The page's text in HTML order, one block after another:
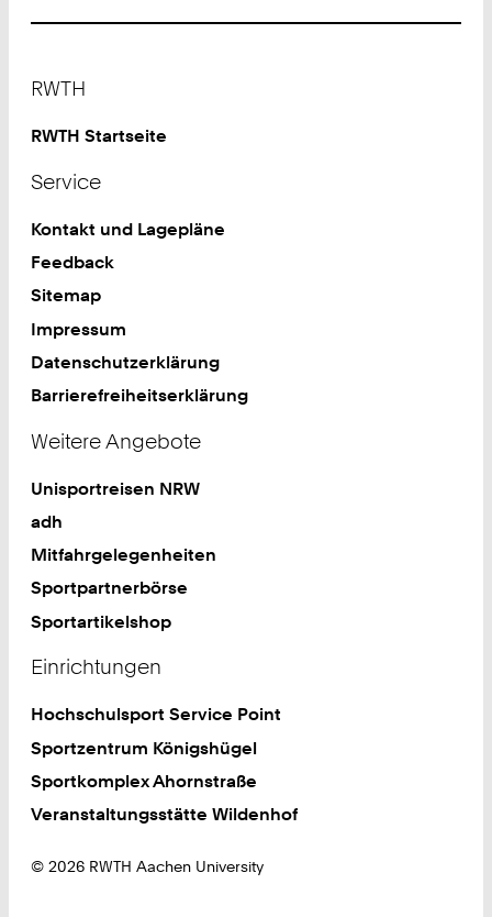
RWTH
RWTH Startseite
Service
Kontakt und Lagepläne
Feedback
Sitemap
Impressum
Datenschutzerklärung
Barrierefreiheitserklärung
Weitere Angebote
Unisportreisen NRW
adh
Mitfahrgelegenheiten
Sportpartnerbörse
Sportartikelshop
Einrichtungen
Hochschulsport Service Point
Sportzentrum Königshügel
Sportkomplex Ahornstraße
Veranstaltungsstätte Wildenhof
© 2026 RWTH Aachen University